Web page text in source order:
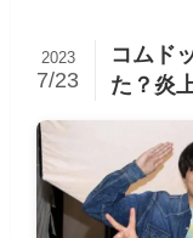
コムド
た？炎
2023
7/23